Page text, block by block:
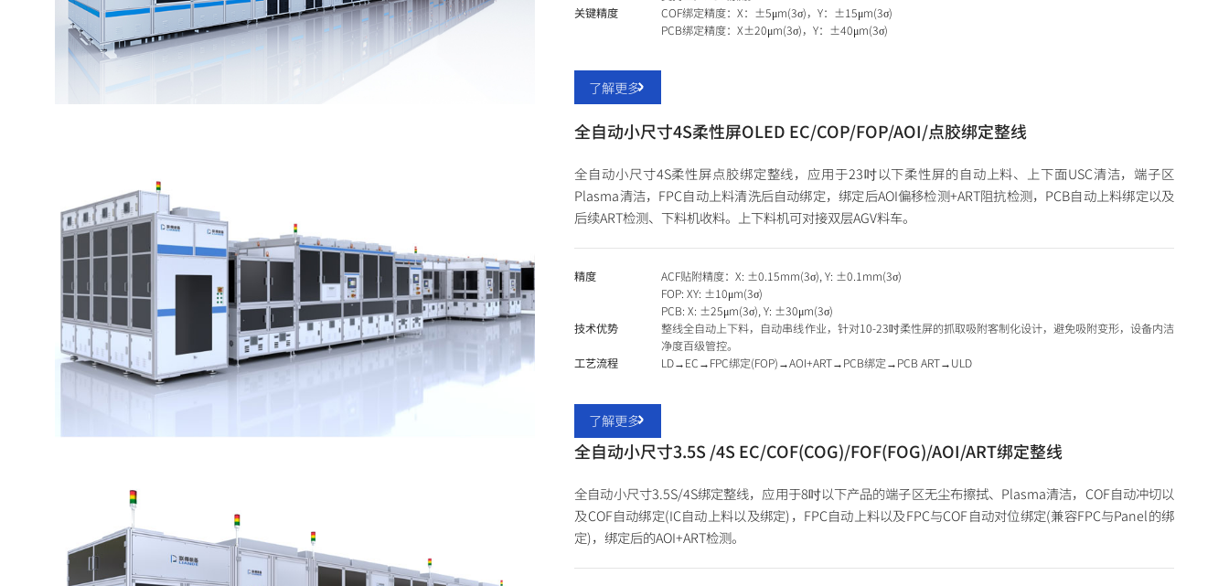
关键精度
COF绑定精度：X：±5μm(3σ)，Y：±15μm(3σ)
PCB绑定精度：X±20μm(3σ)，Y：±40μm(3σ)
了解更多
全自动小尺寸4S柔性屏OLED EC/COP/FOP/AOI/点胶绑定整线
全自动小尺寸4S柔性屏点胶绑定整线，应用于23吋以下柔性屏的自动上料、上下面USC清洁，端子区
Plasma清洁，FPC自动上料清洗后自动绑定，绑定后AOI偏移检测+ART阻抗检测，PCB自动上料绑定以及
后续ART检测、下料机收料。上下料机可对接双层AGV料车。
精度
ACF贴附精度：X: ±0.15mm(3σ), Y: ±0.1mm(3σ)
FOP: XY: ±10μm(3σ)
PCB: X: ±25μm(3σ), Y: ±30μm(3σ)
技术优势
整线全自动上下料，自动串线作业，针对10-23吋柔性屏的抓取吸附客制化设计，避免吸附变形，设备内洁
净度百级管控。
工艺流程
LD→EC→FPC绑定(FOP)→AOI+ART→PCB绑定→PCB ART→ULD
了解更多
全自动小尺寸3.5S /4S EC/COF(COG)/FOF(FOG)/AOI/ART绑定整线
全自动小尺寸3.5S/4S绑定整线，应用于8吋以下产品的端子区无尘布擦拭、Plasma清洁，COF自动冲切以
及COF自动绑定(IC自动上料以及绑定)，FPC自动上料以及FPC与COF自动对位绑定(兼容FPC与Panel的绑
定)，绑定后的AOI+ART检测。